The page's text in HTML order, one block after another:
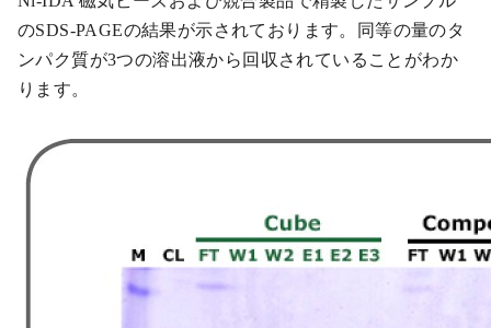
のSDS-PAGEの結果が示されております。同等の量のタ
ンパク質が3つの溶出液から回収されていることがわか
ります。